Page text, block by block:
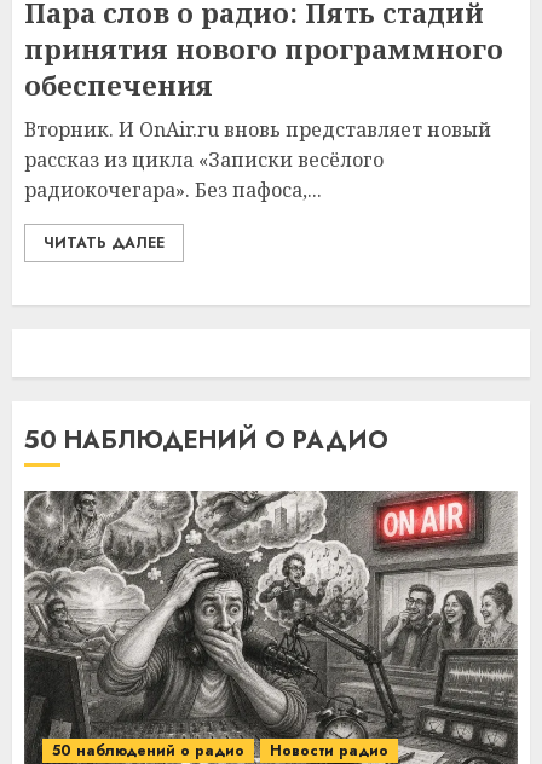
Пара слов о радио: Пять стадий
принятия нового программного
обеспечения
Вторник. И OnAir.ru вновь представляет новый
рассказ из цикла «Записки весёлого
радиокочегара». Без пафоса,...
ЧИТАТЬ ДАЛЕЕ
50 НАБЛЮДЕНИЙ О РАДИО
50 наблюдений о радио Новости радио